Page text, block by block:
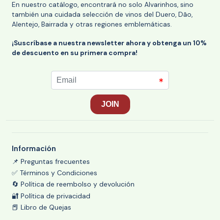
En nuestro catálogo, encontrará no solo Alvarinhos, sino
también una cuidada selección de vinos del Duero, Dão,
Alentejo, Bairrada y otras regiones emblemáticas.
¡Suscríbase a nuestra newsletter ahora y obtenga un 10%
de descuento en su primera compra!
Información
📌 Preguntas frecuentes
✅ Términos y Condiciones
🔄 Política de reembolso y devolución
🔐 Política de privacidad
📕 Libro de Quejas